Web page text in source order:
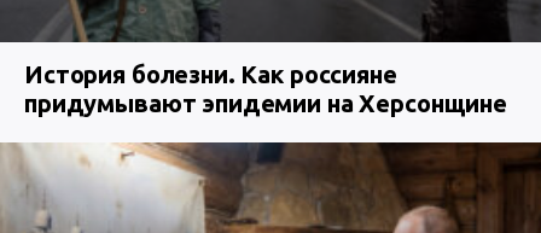
История болезни. Как россияне
придумывают эпидемии на Херсонщине